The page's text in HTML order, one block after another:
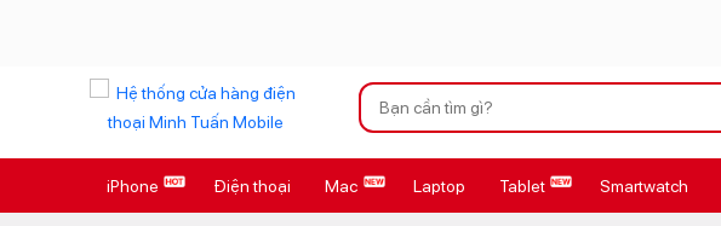
Xu hướng tìm kiếm
iPhone 17 Pro Max
iPhone Điện thoại Mac Laptop Tablet Smartwatch